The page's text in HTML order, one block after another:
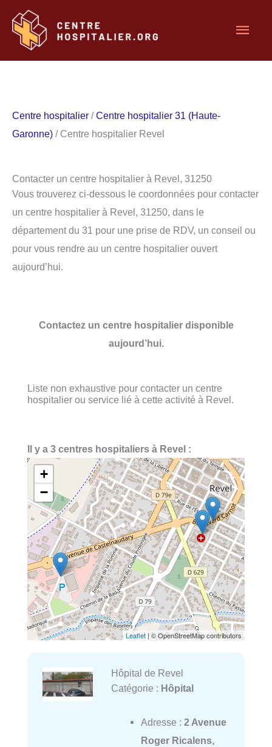
contenu
Centre hospitalier /Centre hospitalier 31 (Haute-
Garonne) / Centre hospitalier Revel
Contacter un centre hospitalier à Revel, 31250
Vous trouverez ci-dessous le coordonnées pour contacter
un centre hospitalier à Revel, 31250, dans le
département du 31 pour une prise de RDV, un conseil ou
pour vous rendre au un centre hospitalier ouvert
aujourd’hui.
Contactez un centre hospitalier disponible
aujourd’hui.
Liste non exhaustive pour contacter un centre
hospitalier ou service lié à cette activité à Revel.
Il y a 3 centres hospitaliers à Revel :
+
−
Leaflet | © OpenStreetMap contributors
Hôpital de Revel
Catégorie : Hôpital
Adresse : 2 Avenue
Roger Ricalens,